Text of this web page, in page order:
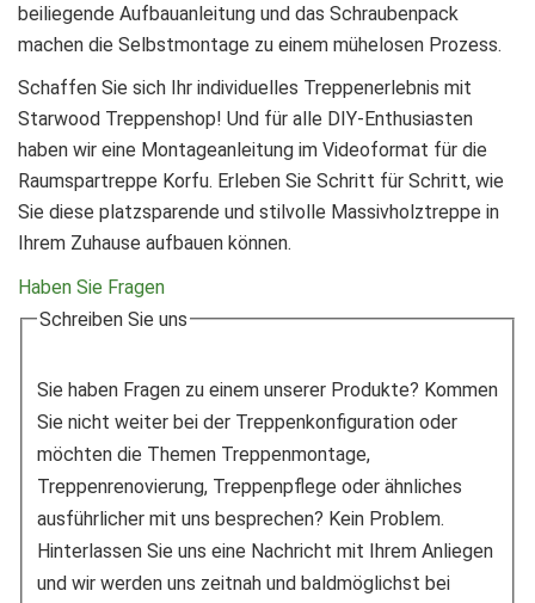
beiliegende Aufbauanleitung und das Schraubenpack
machen die Selbstmontage zu einem mühelosen Prozess.
Schaffen Sie sich Ihr individuelles Treppenerlebnis mit
Starwood Treppenshop! Und für alle DIY-Enthusiasten
haben wir eine Montageanleitung im Videoformat für die
Raumspartreppe Korfu. Erleben Sie Schritt für Schritt, wie
Sie diese platzsparende und stilvolle Massivholztreppe in
Ihrem Zuhause aufbauen können.
Haben Sie Fragen
Schreiben Sie uns
Sie haben Fragen zu einem unserer Produkte? Kommen
Sie nicht weiter bei der Treppenkonfiguration oder
möchten die Themen Treppenmontage,
Treppenrenovierung, Treppenpflege oder ähnliches
ausführlicher mit uns besprechen? Kein Problem.
Hinterlassen Sie uns eine Nachricht mit Ihrem Anliegen
und wir werden uns zeitnah und baldmöglichst bei